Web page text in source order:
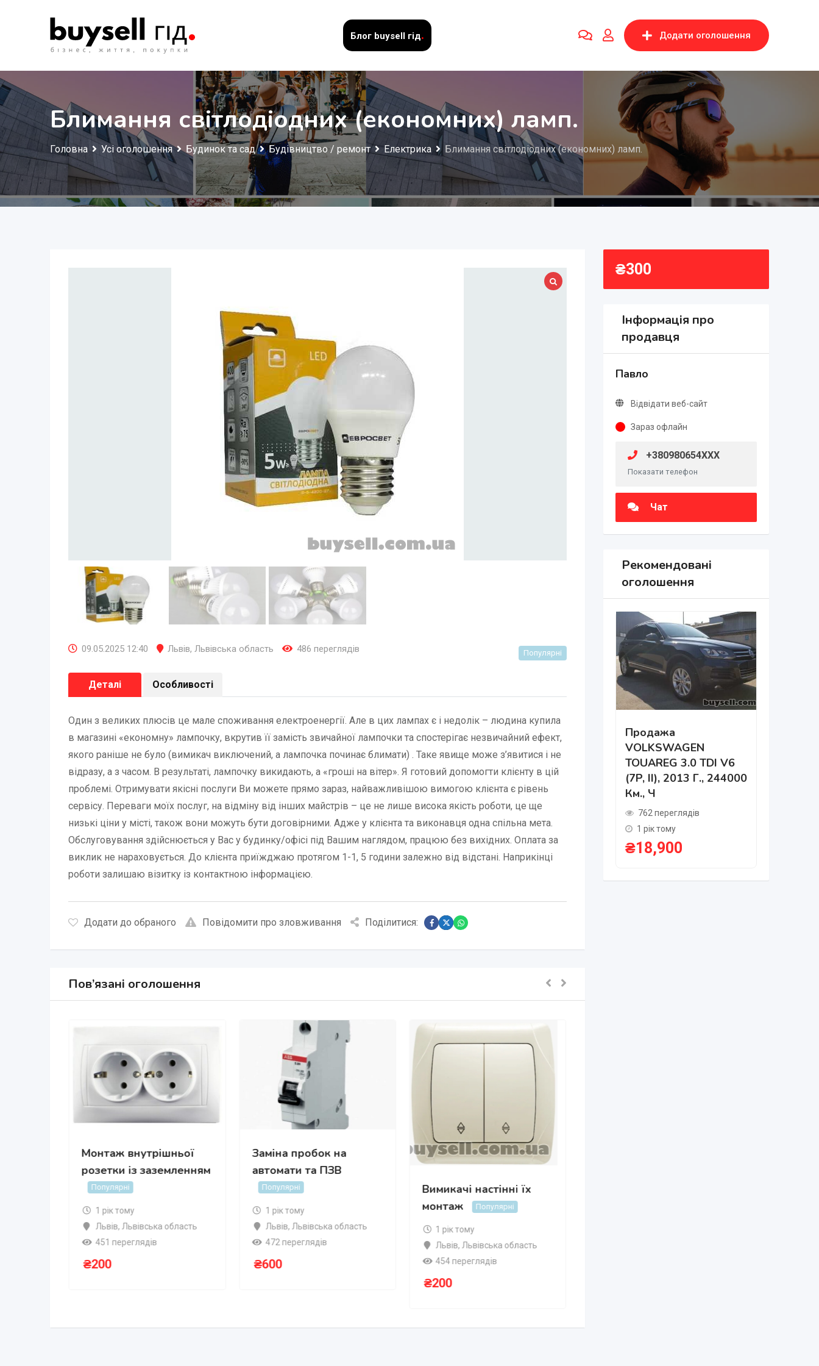
Блог buysell гід. Додати оголошення
Блимання світлодіодних (економних) ламп.
Головна Усі оголошення Будинок та сад Будівництво / ремонт Електрика Блимання світлодіодних (економних) ламп.
09.05.2025 12:40 Львів, Львівська область 486 переглядів Популярні
Деталі Особливості
Один з великих плюсів це мале споживання електроенергії. Але в цих лампах є і недолік – людина купила
в магазині «економну» лампочку, вкрутив її замість звичайної лампочки та спостерігає незвичайний ефект,
якого раніше не було (вимикач виключений, а лампочка починає блимати) . Таке явище може з’явитися і не
відразу, а з часом. В результаті, лампочку викидають, а «гроші на вітер». Я готовий допомогти клієнту в цій
проблемі. Отримувати якісні послуги Ви можете прямо зараз, найважливішою вимогою клієнта є рівень
сервісу. Переваги моїх послуг, на відміну від інших майстрів – це не лише висока якість роботи, це ще
низькі ціни у місті, також вони можуть бути договірними. Адже у клієнта та виконавця одна спільна мета.
Обслуговування здійснюється у Вас у будинку/офісі під Вашим наглядом, працюю без вихідних. Оплата за
виклик не нараховується. До клієнта приїжджаю протягом 1-1, 5 години залежно від відстані. Наприкінці
роботи залишаю візитку із контактною інформацією.
Додати до обраного Повідомити про зловживання Поділитися:
Пов’язані оголошення
Монтаж внутрішньої
розетки із заземленням
Популярні
1 рік тому
Львів, Львівська область
451 переглядів
₴200
Заміна пробок на
автомати та ПЗВ
Популярні
1 рік тому
Львів, Львівська область
472 переглядів
₴600
Вимикачі настінні їх
монтаж
Популярні
1 рік тому
Львів, Львівська область
454 переглядів
₴200
₴300
Інформація про
продавця
Павло
Відвідати веб-сайт
Зараз офлайн
+380980654XXX
Показати телефон
Чат
Рекомендовані
оголошення
Продажа
VOLKSWAGEN
TOUAREG 3.0 TDI V6
(7P, II), 2013 Г., 244000
Км., Ч
762 переглядів
1 рік тому
₴18,900